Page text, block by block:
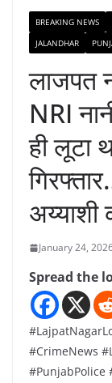
BREAKING NEWS
JALANDHAR
लाजपत
NRI
ही लूटा
अय्याशी
January 24,
Spread the
#CrimeNews
#PunjabPolice